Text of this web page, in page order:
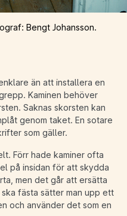
Bengt Johansson.
än att installera en
Kaminen behöver
Saknas skorsten kan
genom taket. En sotare
som gäller.
Förr hade kaminer ofta
på insidan för att skydda
men det går att ersätta
fästa sätter man upp ett
och använder det som en